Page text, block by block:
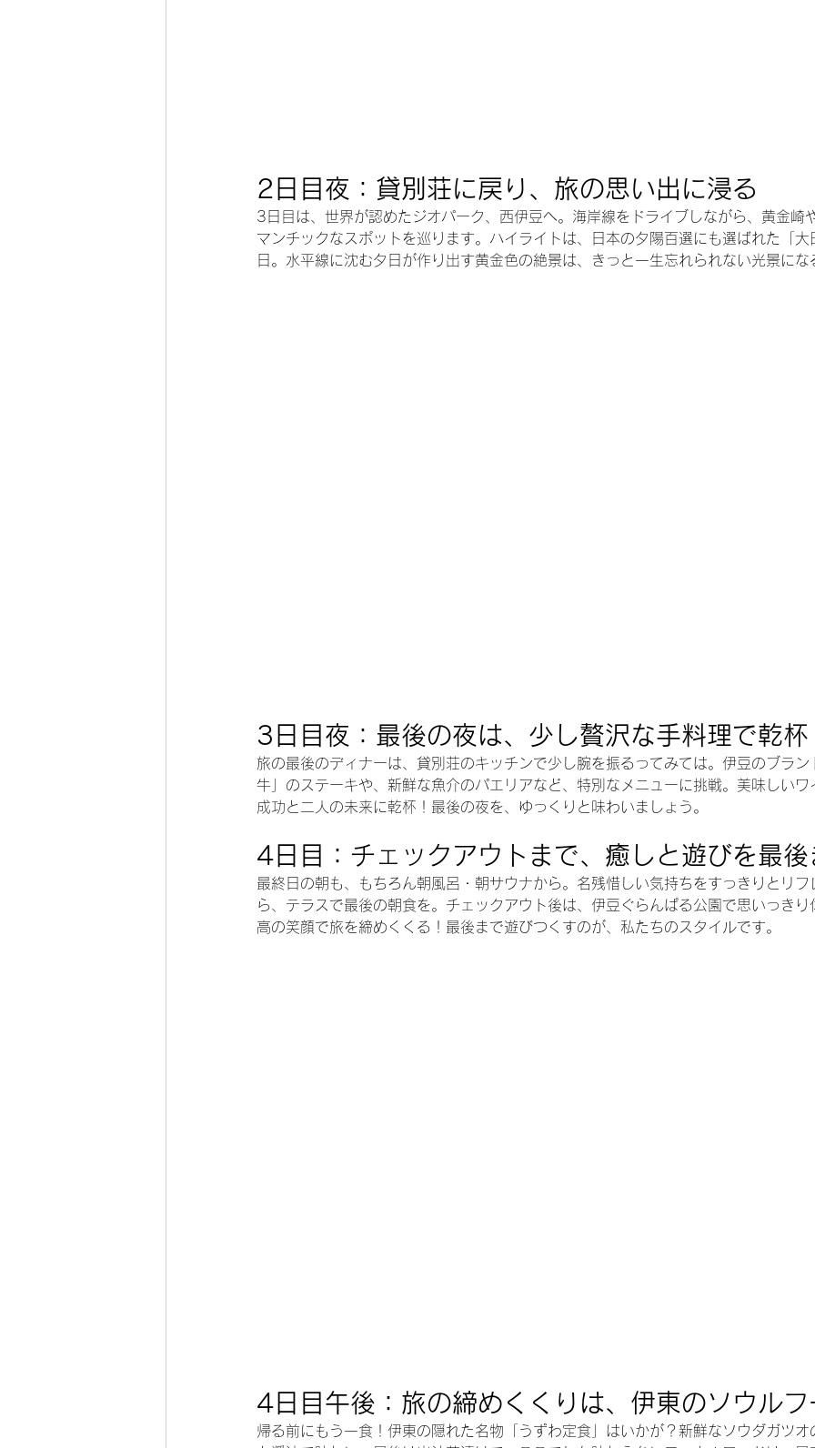
2日目夜：貸別荘に戻り、旅の思い出に浸る
3日目は、世界が認めたジオパーク、西伊豆へ。海岸線をドライブしながら、黄金崎
マンチックなスポットを巡ります。ハイライトは、日本の夕陽百選にも選ばれた「大
日。水平線に沈む夕日が作り出す黄金色の絶景は、きっと一生忘れられない光景にな
3日目夜：最後の夜は、少し贅沢な手料理で乾杯
旅の最後のディナーは、貸別荘のキッチンで少し腕を振るってみては。伊豆のブラン
牛」のステーキや、新鮮な魚介のパエリアなど、特別なメニューに挑戦。美味しいワ
成功と二人の未来に乾杯！最後の夜を、ゆっくりと味わいましょう。
4日目：チェックアウトまで、癒しと遊びを最後
最終日の朝も、もちろん朝風呂・朝サウナから。名残惜しい気持ちをすっきりとリフ
ら、テラスで最後の朝食を。チェックアウト後は、伊豆ぐらんぱる公園で思いっきり
高の笑顔で旅を締めくくる！最後まで遊びつくすのが、私たちのスタイルです。
4日目午後：旅の締めくくりは、伊東のソウルフ
帰る前にもう一食！伊東の隠れた名物「うずわ定食」はいかが？新鮮なソウダガツオ